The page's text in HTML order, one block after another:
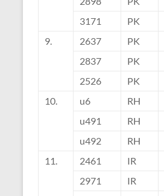
3171
PK
9.
2637 PK
2837
PK
2526
PK
10.
u6 RH
u491
RH
u492
RH
11.
2461 IR
2971
IR